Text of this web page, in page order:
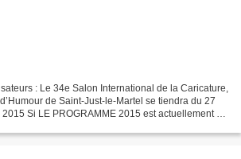
: Le 34e Salon International de la Caricature,
de Saint-Just-le-Martel se tiendra du 27
Si LE PROGRAMME 2015 est actuellement en